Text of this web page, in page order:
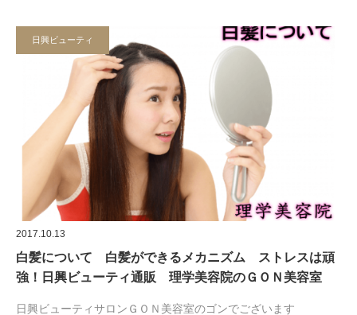
日興ビューティ
2017.10.13
白髪について 白髪ができるメカニズム ストレスは頑
強！日興ビューティ通販 理学美容院のＧＯＮ美容室
日興ビューティサロンＧＯＮ美容室のゴンでございます